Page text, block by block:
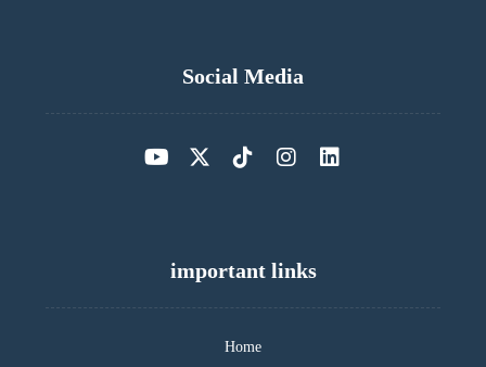
Social Media
important links
Home